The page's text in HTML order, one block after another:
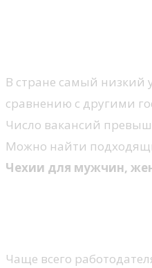
В стране самый низкий
сравнению с другими
Число вакансий
Можно найти
Чехии для мужчин,
Чаще всего